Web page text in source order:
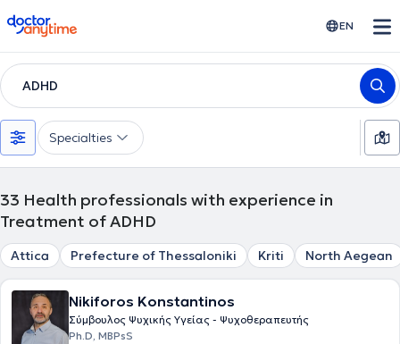
doctoranytime EN
ADHD
Specialties
33 Health professionals with experience in
Treatment of ADHD
Attica Prefecture of Thessaloniki Kriti North Aegean
Nikiforos Konstantinos
Σύμβουλος Ψυχικής Υγείας - Ψυχοθεραπευτής
Ph.D, MBPsS